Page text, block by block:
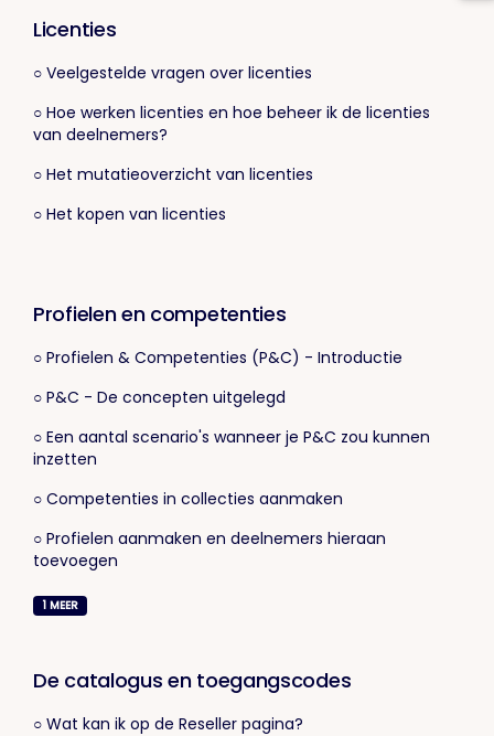
Licenties
○ Veelgestelde vragen over licenties
○ Hoe werken licenties en hoe beheer ik de licenties
van deelnemers?
○ Het mutatieoverzicht van licenties
○ Het kopen van licenties
Profielen en competenties
○ Profielen & Competenties (P&C) - Introductie
○ P&C - De concepten uitgelegd
○ Een aantal scenario's wanneer je P&C zou kunnen
inzetten
○ Competenties in collecties aanmaken
○ Profielen aanmaken en deelnemers hieraan
toevoegen
1 MEER
De catalogus en toegangscodes
○ Wat kan ik op de Reseller pagina?